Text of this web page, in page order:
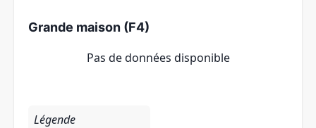
Grande maison (F4)
Pas de données disponible
Légende